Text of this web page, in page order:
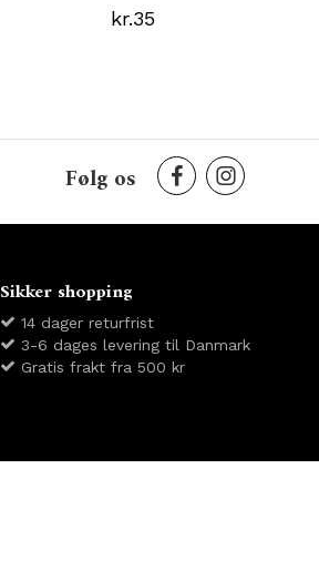
kr.35
Følg os
Sikker shopping
14 dager returfrist
3-6 dages levering til Danmark
Gratis frakt fra 500 kr